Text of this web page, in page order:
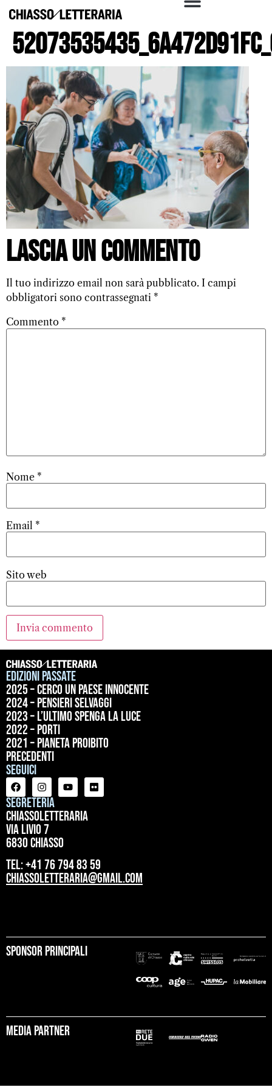
Lascia un commento
Il tuo indirizzo email non sarà pubblicato. I campi
obbligatori sono contrassegnati *
Commento *
Nome *
Email *
Sito web
Edizioni passate
2025 – Cerco un paese innocente
2024 – Pensieri selvaggi
2023 – L’ultimo spenga la luce
2022 – Porti
2021 – Pianeta proibito
precedenti
Seguici
Segreteria
ChiassoLetteraria
Via Livio 7
6830 Chiasso
tel: +41 76 794 83 59
chiassoletteraria@gmail.com
Sponsor principali
Media partner